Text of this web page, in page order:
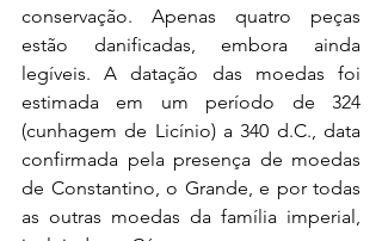
conservação. Apenas quatro peças
estão danificadas, embora ainda
legíveis. A datação das moedas foi
estimada em um período de 324
(cunhagem de Licínio) a 340 d.C., data
confirmada pela presença de moedas
de Constantino, o Grande, e por todas
as outras moedas da família imperial,